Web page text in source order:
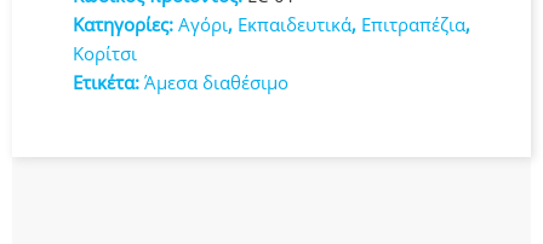
Γνώσεων
LC-
01
Κατηγορίες: Αγόρι, Εκπαιδευτικά, Επιτραπέζια,
Κορίτσι
Ετικέτα: Άμεσα διαθέσιμο